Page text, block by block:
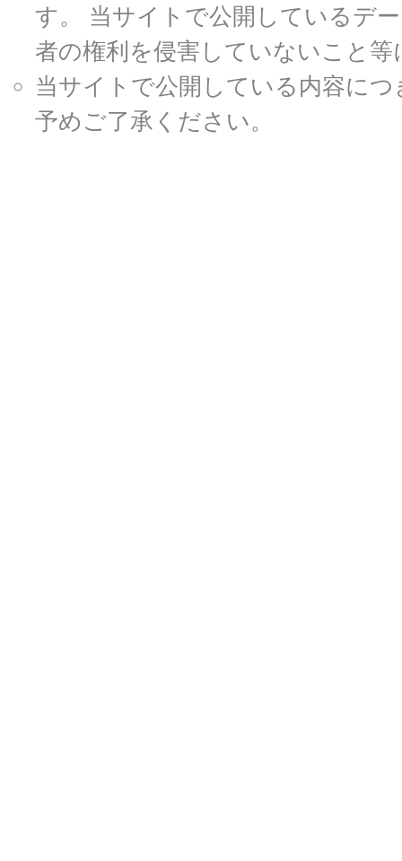
す。 当サイトで公開しているデ
者の権利を侵害していないこと
当サイトで公開している内容に
予めご了承ください。